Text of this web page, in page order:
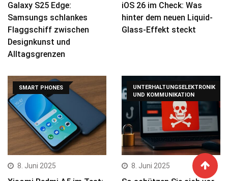
Galaxy S25 Edge:
Samsungs schlankes
Flaggschiff zwischen
Designkunst und
Alltagsgrenzen
iOS 26 im Check: Was
hinter dem neuen Liquid-
Glass-Effekt steckt
SMART PHONES
8. Juni 2025
UNTERHALTUNGSELEKTRONIK
UND KOMMUNIKATION
8. Juni 2025